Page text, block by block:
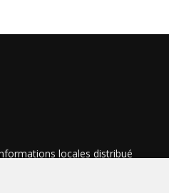
locales distribué